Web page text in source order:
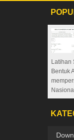
Latihan
Bentuk
Nasional